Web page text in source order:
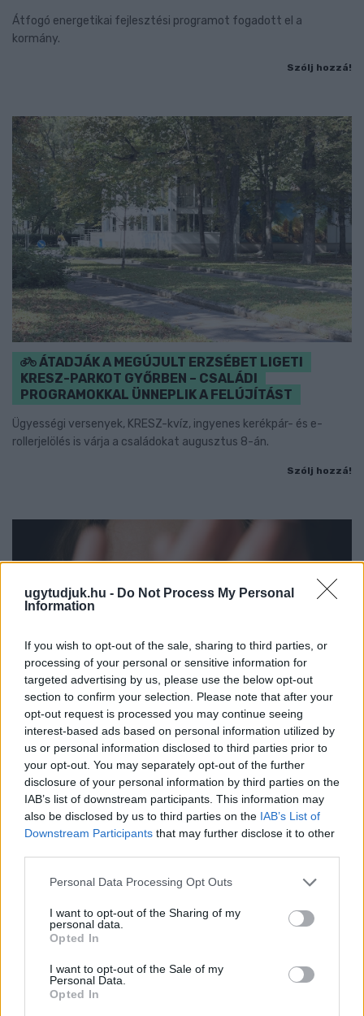
ugytudjuk.hu - Do Not Process My Personal
Information
If you wish to opt-out of the sale, sharing to third parties, or
processing of your personal or sensitive information for
targeted advertising by us, please use the below opt-out
section to confirm your selection. Please note that after your
opt-out request is processed you may continue seeing
interest-based ads based on personal information utilized by
us or personal information disclosed to third parties prior to
your opt-out. You may separately opt-out of the further
disclosure of your personal information by third parties on the
IAB’s list of downstream participants. This information may
also be disclosed by us to third parties on the IAB’s List of
Downstream Participants that may further disclose it to other
Please note that this website/app uses one or more Google
not limited to your visit or usage behaviour. You may click to
grant or deny consent to Google and its third-party tags to
use your data for below specified purposes in below Google
consent section.
Personal Data Processing Opt Outs
I want to opt-out of the Sharing of my
personal data.
Opted In
I want to opt-out of the Sale of my
Personal Data.
Opted In
Átfogó energetikai fejlesztési programot fogadott el a
kormány.
Szólj hozzá!
ÁTADJÁK A MEGÚJULT ERZSÉBET LIGETI
KRESZ-PARKOT GYŐRBEN – CSALÁDI
PROGRAMOKKAL ÜNNEPLIK A FELÚJÍTÁST
Ügyességi versenyek, KRESZ-kvíz, ingyenes kerékpár- és e-
rollerjelölés is várja a családokat augusztus 8-án.
Szólj hozzá!
NŐVERŐ SZOMBATHELYI FÉRFI ELLEN EMELT
VÁDAT AZ ÜGYÉSZSÉG
A férfi a nyílt utcán kezdte verni áldozatát.
Szólj hozzá!